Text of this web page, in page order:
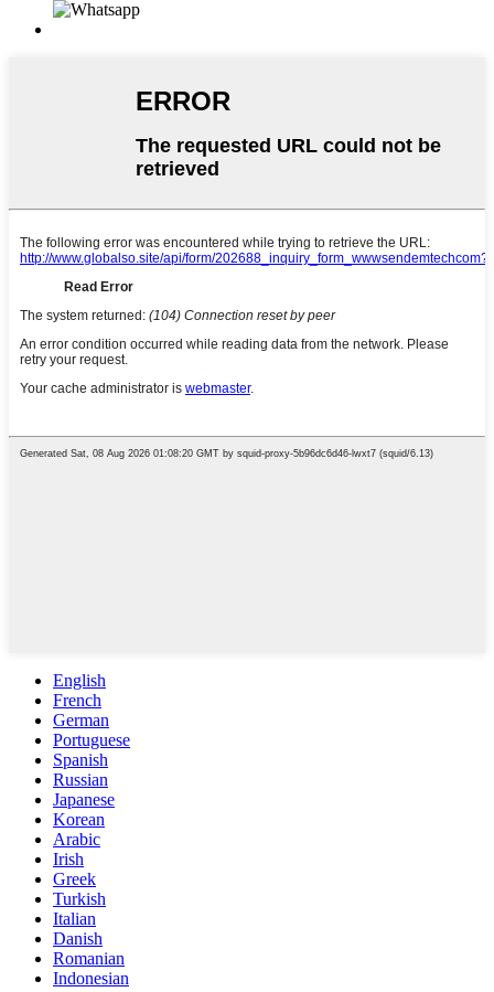
English
French
German
Portuguese
Spanish
Russian
Japanese
Korean
Arabic
Irish
Greek
Turkish
Italian
Danish
Romanian
Indonesian